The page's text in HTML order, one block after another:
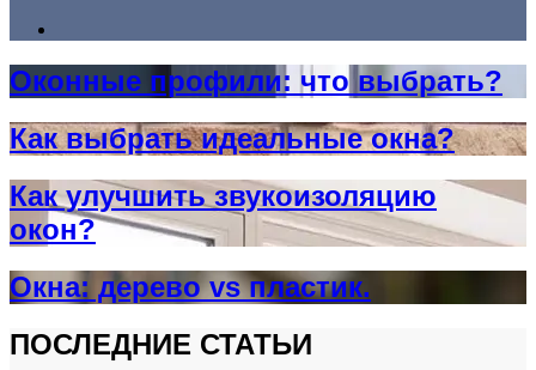
Оконные профили: что выбрать?
Как выбрать идеальные окна?
Как улучшить звукоизоляцию
окон?
Окна: дерево vs пластик.
ПОСЛЕДНИЕ СТАТЬИ